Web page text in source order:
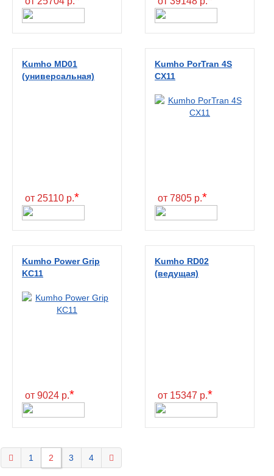
Kumho MD01
(универсальная)
от 25110 р.*
Kumho PorTran 4S
CX11
от 7805 р.*
Kumho Power Grip
KC11
от 9024 р.*
Kumho RD02
(ведущая)
от 15347 р.*
1 2 3 4